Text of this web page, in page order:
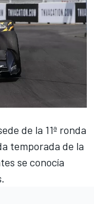
de la 11ª ronda
temporada de la
se conocía